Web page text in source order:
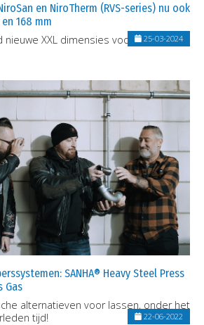
en NiroTherm (RVS-series) nu ook
168 mm
nieuwe XXL dimensies voor RVS-series
25-03-2024
SANHA® Heavy Steel Press
Gas
alternatieven voor lassen, onder het
tijd!
22-06-2022